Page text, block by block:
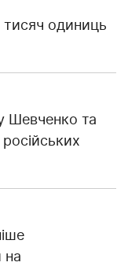
одиниць
Шевченко та
на